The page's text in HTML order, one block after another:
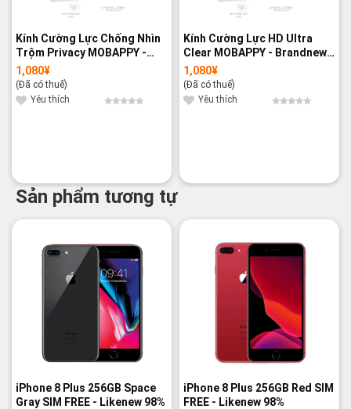
Kính Cường Lực Chống Nhìn
Trộm Privacy MOBAPPY -
Brandnew 100%
1,080¥
(Đã có thuế)
Yêu thích
Kính Cường Lực HD Ultra
Clear MOBAPPY - Brandnew
100%
1,080¥
(Đã có thuế)
Yêu thích
Sản phẩm tương tự
iPhone 8 Plus 256GB Space
Gray SIM FREE - Likenew 98%
iPhone 8 Plus 256GB Red SIM
FREE - Likenew 98%